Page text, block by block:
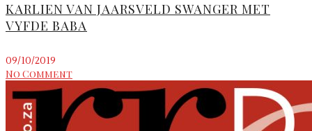
KARLIEN VAN JAARSVELD SWANGER MET
VYFDE BABA
09/10/2019
No Comment